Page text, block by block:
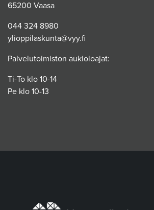
65200 Vaasa
044 324 8980
ylioppilaskunta@vyy.fi
Palvelutoimiston aukioloajat:
Ti-To klo 10-14
Pe klo 10-13